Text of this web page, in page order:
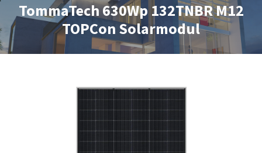
TommaTech 630Wp 132TNBR M12
TOPCon Solarmodul